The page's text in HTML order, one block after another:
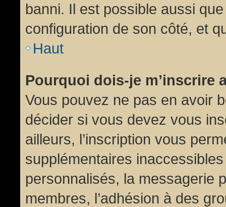
banni. Il est possible aussi
configuration de son côté, et
Haut
Pourquoi dois-je m’inscrire
Vous pouvez ne pas en avoir
décider si vous devez vous
ailleurs, l’inscription vous
supplémentaires
personnalisés, la messagerie
membres, l’adhésion à des